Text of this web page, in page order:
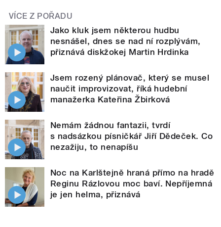
VÍCE Z POŘADU
Jako kluk jsem některou hudbu
nesnášel, dnes se nad ní rozplývám,
přiznává diskžokej Martin Hrdinka
Jsem rozený plánovač, který se musel
naučit improvizovat, říká hudební
manažerka Kateřina Žbirková
Nemám žádnou fantazii, tvrdí
s nadsázkou písničkář Jiří Dědeček. Co
nezažiju, to nenapíšu
Noc na Karlštejně hraná přímo na hradě
Reginu Rázlovou moc baví. Nepříjemná
je jen helma, přiznává